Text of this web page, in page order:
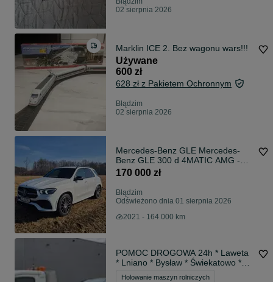
02 sierpnia 2026
Marklin ICE 2. Bez wagonu wars!!!
Używane
600 zł
628 zł z Pakietem Ochronnym
Błądzim
02 sierpnia 2026
Mercedes-Benz GLE Mercedes-
Benz GLE 300 d 4MATIC AMG -
2021 - Salon Polska-1 właściciel
170 000 zł
Błądzim
Odświeżono dnia 01 sierpnia 2026
2021 - 164 000 km
POMOC DROGOWA 24h * Laweta
* Lniano * Bysław * Świekatowo *
Plewno *
Holowanie maszyn rolniczych